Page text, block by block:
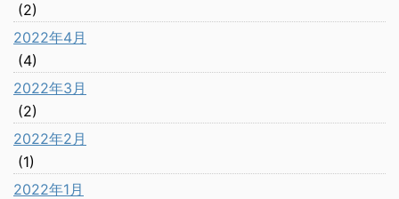
(2)
2022年4月
(4)
2022年3月
(2)
2022年2月
(1)
2022年1月